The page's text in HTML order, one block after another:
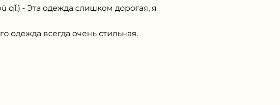
qǐ.) - Эта одежда слишком дорогая, я
одежда всегда очень стильная.